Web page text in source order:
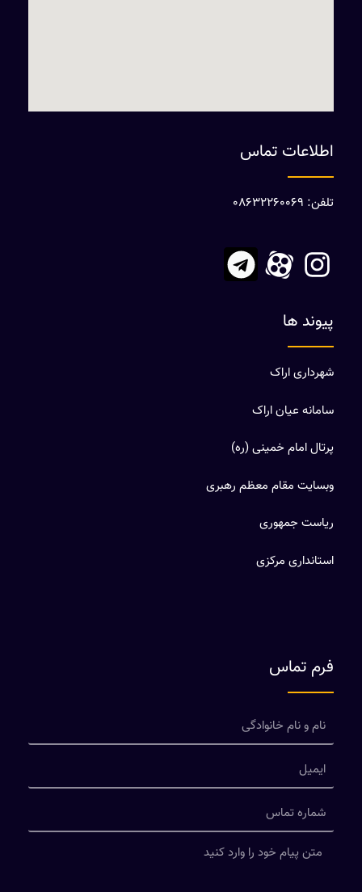
اطلاعات تماس
تلفن: 08632260069
پیوند ها
شهرداری اراک
سامانه عیان اراک
پرتال امام خمینی (ره)
وبسایت مقام معظم رهبری
ریاست جمهوری
استانداری مرکزی
فرم تماس